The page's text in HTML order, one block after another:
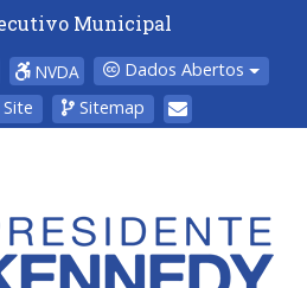
Municipal
NVDA
Dados Abertos
Sitemap